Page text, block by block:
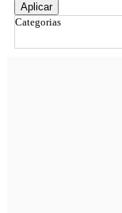
Aplicar
Categorias